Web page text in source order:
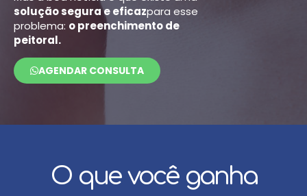
solução segura e eficazpara esse
problema: o preenchimento de
peitoral.
AGENDAR CONSULTA
O que você ganha